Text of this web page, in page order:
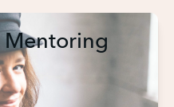
Mentoring